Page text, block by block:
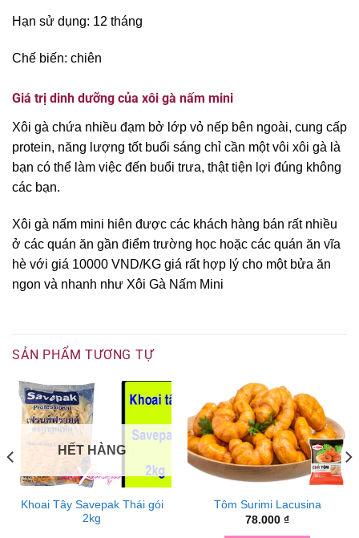
Hạn sử dụng: 12 tháng
Chế biến: chiên
Giá trị dinh dưỡng của xôi gà nấm mini
Xôi gà chứa nhiều đạm bở lớp vỏ nếp bên ngoài, cung cấp
protein, năng lượng tốt buổi sáng chỉ cần một vôi xôi gà là
bạn có thể làm việc đến buổi trưa, thật tiện lợi đúng không
các bạn.
Xôi gà nấm mini hiên được các khách hàng bán rất nhiều
ở các quán ăn gần điểm trường học hoặc các quán ăn vĩa
hè với giá 10000 VND/KG giá rất hợp lý cho một bửa ăn
ngon và nhanh như Xôi Gà Nấm Mini
SẢN PHẨM TƯƠNG TỰ
HẾT HÀNG
Khoai Tây Savepak Thái gói
2kg
Tôm Surimi Lacusina
78.000 ₫